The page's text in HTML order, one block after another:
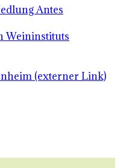
Antes
Weininstituts
(externer Link)